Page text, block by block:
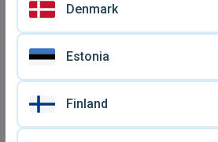
Γρήγορος φορτιστής Mi
33W καινούργιο
€ 15 € 2
Denmark
Estonia
Finland